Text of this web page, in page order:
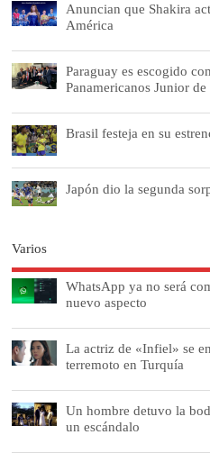
Anuncian que Shakira
América
Paraguay es escogido
Panamericanos Junior de
Brasil festeja en su
Japón dio la segunda
Varios
WhatsApp ya no será
nuevo aspecto
La actriz de «Infiel» se
terremoto en Turquía
Un hombre detuvo la
un escándalo